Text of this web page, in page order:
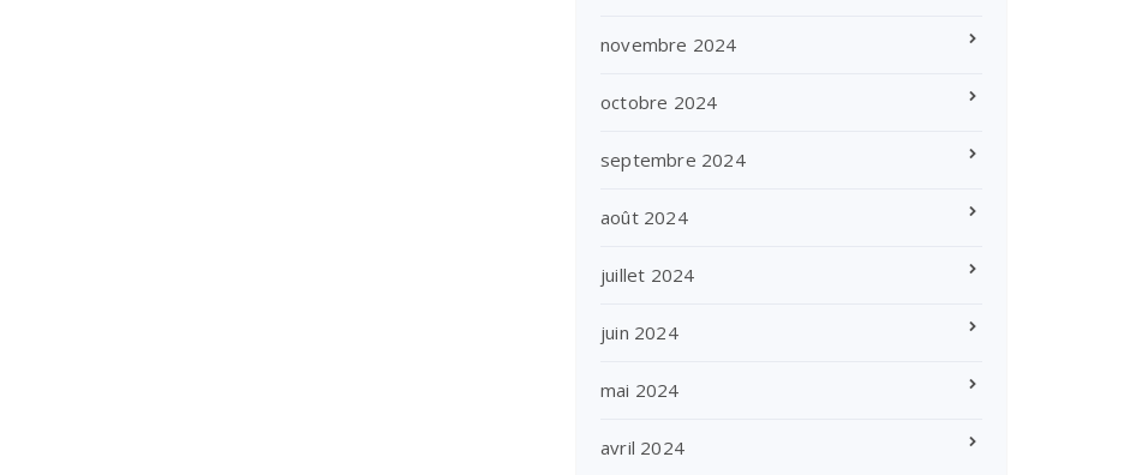
novembre 2024
octobre 2024
septembre 2024
août 2024
juillet 2024
juin 2024
mai 2024
avril 2024